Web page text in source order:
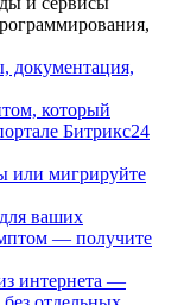
документация,
который
Битрикс24
или мигрируйте
ваших
— получите
интернета —